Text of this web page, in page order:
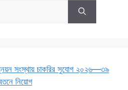
সংস্থায় চাকরির সুযোগ ২০২৬—৩৯
নিয়োগ